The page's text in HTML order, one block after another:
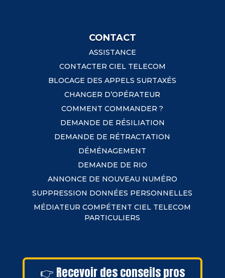
CONTACT
ASSISTANCE
CONTACTER CIEL TELECOM
BLOCAGE DES APPELS SURTAXÉS
CHANGER D’OPÉRATEUR
COMMENT COMMANDER ?
DEMANDE DE RÉSILIATION
DEMANDE DE RÉTRACTATION
DÉMÉNAGEMENT
DEMANDE DE RIO
ANNONCE DE NOUVEAU NUMÉRO
SUPPRESSION DONNÉES PERSONNELLES
MÉDIATEUR COMPÉTENT CIEL TELECOM
PARTICULIERS
👉 Recevoir des conseils pros